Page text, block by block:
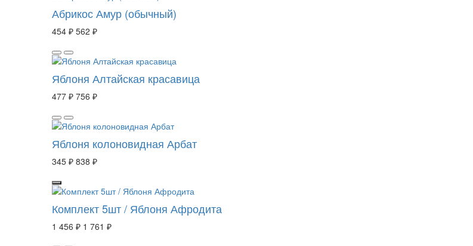
Абрикос Амур (обычный)
454 ₽ 562 ₽
Яблоня Алтайская красавица
477 ₽ 756 ₽
Яблоня колоновидная Арбат
345 ₽ 838 ₽
Комплект 5шт / Яблоня Афродита
1 456 ₽ 1 761 ₽